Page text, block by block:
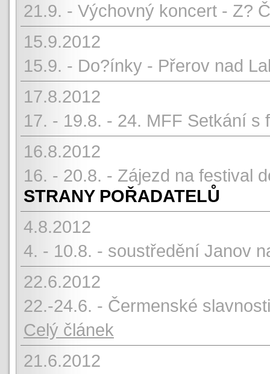
21.9. - Výchovný koncert - Z?
15.9.2012
15.9. - Do?ínky - Přerov nad
17.8.2012
17. - 19.8. - 24. MFF Setkání s
16.8.2012
16. - 20.8. - Zájezd na festival
STRANY POŘADATELŮ
4.8.2012
4. - 10.8. - soustředění Janov
22.6.2012
22.-24.6. - Čermenské
Celý článek
21.6.2012